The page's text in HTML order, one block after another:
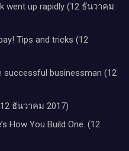
went up rapidly (12 ธันวาคม
Tips and tricks (12
successful businessman (12
ธันวาคม 2017)
How You Build One. (12